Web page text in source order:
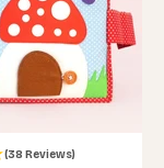
(38 Reviews)